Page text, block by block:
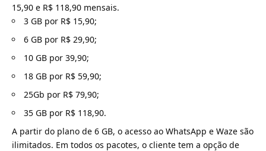
15,90 e R$ 118,90 mensais.
3 GB por R$ 15,90;
6 GB por R$ 29,90;
10 GB por 39,90;
18 GB por R$ 59,90;
25Gb por R$ 79,90;
35 GB por R$ 118,90.
A partir do plano de 6 GB, o acesso ao WhatsApp e Waze são
ilimitados. Em todos os pacotes, o cliente tem a opção de